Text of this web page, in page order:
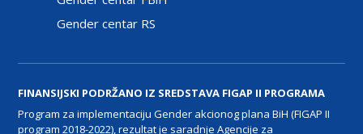
Gender centar RS
FINANSIJSKI PODRŽANO IZ SREDSTAVA FIGAP II PROGRAMA
Program za implementaciju Gender akcionog plana BiH (FIGAP II
program 2018-2022), rezultat je saradnje Agencije za